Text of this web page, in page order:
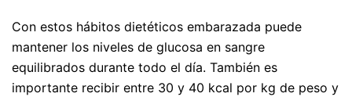
Con estos hábitos dietéticos embarazada puede
mantener los niveles de glucosa en sangre
equilibrados durante todo el día. También es
importante recibir entre 30 y 40 kcal por kg de peso y